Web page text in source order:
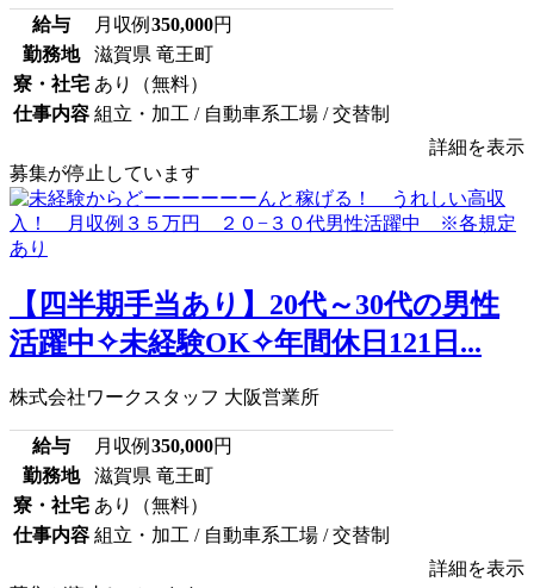
給与 月収例 350,000円
勤務地
滋賀県 竜王町
寮・社宅 あり（無料）
仕事内容 組立・加工 / 自動車系工場 / 交替制
詳細を表示
募集が停止しています
【四半期手当あり】20代～30代の男性
活躍中✧未経験OK✧年間休日121日...
株式会社ワークスタッフ 大阪営業所
給与 月収例 350,000円
勤務地
滋賀県 竜王町
寮・社宅 あり（無料）
仕事内容 組立・加工 / 自動車系工場 / 交替制
詳細を表示